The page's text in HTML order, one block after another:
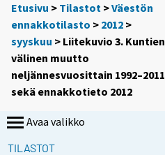
Etusivu > Tilastot >Väestön
ennakkotilasto > 2012 >
syyskuu > Liitekuvio 3. Kuntien
välinen muutto
neljännesvuosittain 1992–2011
sekä ennakkotieto 2012
Avaa valikko
TILASTOT